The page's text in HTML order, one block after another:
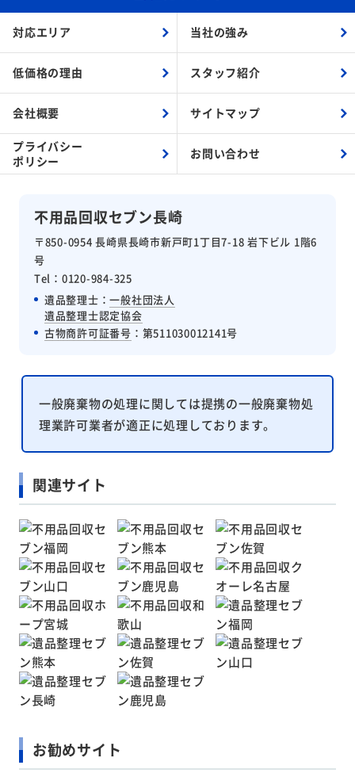
不用品回収セブン長崎
〒850-0954 長崎県長崎市新戸町1丁目7-18 岩下ビル 1階6
号
Tel：0120-984-325
遺品整理士：一般社団法人
遺品整理士認定協会
古物商許可証番号 ：第511030012141号
対応エリア 当社の強み
低価格の理由 スタッフ紹介
会社概要 サイトマップ
プライバシー
ポリシー
お問い合わせ
一般廃棄物の処理に関しては提携の一般廃棄物処
理業許可業者が適正に処理しております。
関連サイト
お勧めサイト